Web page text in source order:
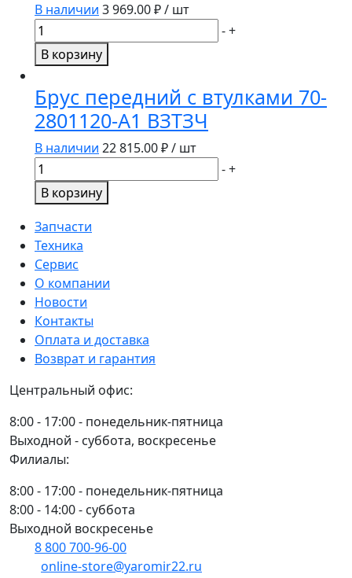
В наличии 3 969.00₽ / шт
Количество
товара
Комплект
и
подключения
РП-70
-+
В корзину
Брус передний с втулками 70-
2801120-А1 ВЗТЗЧ
В наличии 22 815.00₽ / шт
Количество
товара
Брус
передний
с
втулками
70-
2801120-
А1
ВЗТЗЧ
-+
В корзину
Запчасти
Техника
Сервис
О компании
Новости
Контакты
Оплата и доставка
Возврат и гарантия
Центральный офис:
8:00 - 17:00 - понедельник-пятница
Выходной - суббота, воскресенье
Филиалы:
8:00 - 17:00 - понедельник-пятница
8:00 - 14:00 - суббота
Выходной воскресенье
8 800 700-96-00
online-store@yaromir22.ru